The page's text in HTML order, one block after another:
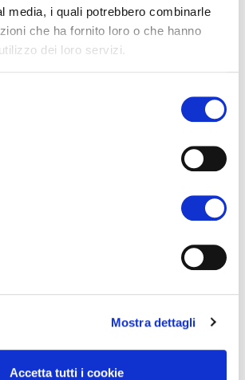
media, i quali potrebbero combinarle
che ha fornito loro o che hanno
dei loro servizi.
Mostra dettagli
Accetta tutti i cookie